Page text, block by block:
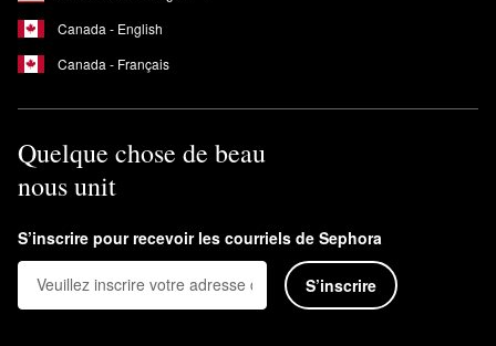
Canada - English
Canada - Français
Quelque chose de beau
nous unit
S’inscrire pour recevoir les courriels de Sephora
S’inscrire